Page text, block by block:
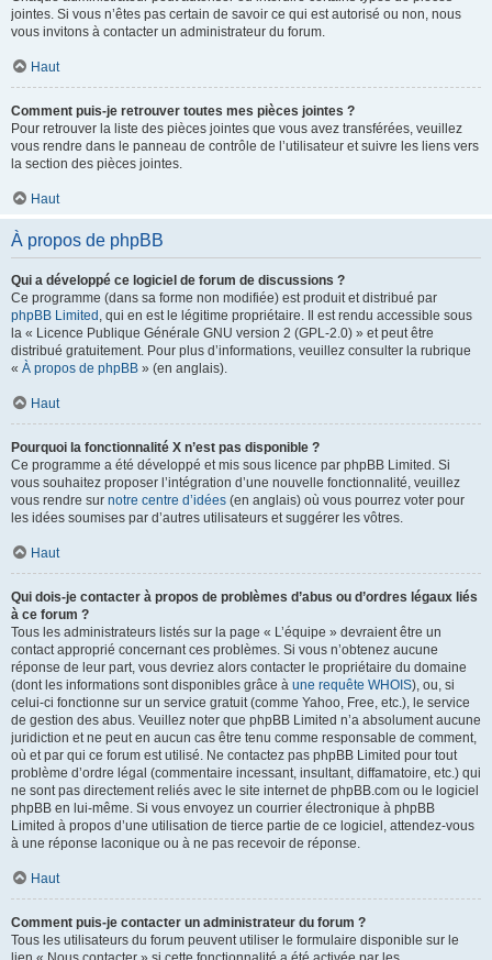
jointes. Si vous n’êtes pas certain de savoir ce qui est autorisé ou non, nous
vous invitons à contacter un administrateur du forum.
Haut
Comment puis-je retrouver toutes mes pièces jointes ?
Pour retrouver la liste des pièces jointes que vous avez transférées, veuillez
vous rendre dans le panneau de contrôle de l’utilisateur et suivre les liens vers
la section des pièces jointes.
Haut
À propos de phpBB
Qui a développé ce logiciel de forum de discussions ?
Ce programme (dans sa forme non modifiée) est produit et distribué par
phpBB Limited , qui en est le légitime propriétaire. Il est rendu accessible sous
la « Licence Publique Générale GNU version 2 (GPL-2.0) » et peut être
distribué gratuitement. Pour plus d’informations, veuillez consulter la rubrique
« À propos de phpBB » (en anglais).
Haut
Pourquoi la fonctionnalité X n’est pas disponible ?
Ce programme a été développé et mis sous licence par phpBB Limited. Si
vous souhaitez proposer l’intégration d’une nouvelle fonctionnalité, veuillez
vous rendre sur notre centre d’idées (en anglais) où vous pourrez voter pour
les idées soumises par d’autres utilisateurs et suggérer les vôtres.
Haut
Qui dois-je contacter à propos de problèmes d’abus ou d’ordres légaux liés
à ce forum ?
Tous les administrateurs listés sur la page « L’équipe » devraient être un
contact approprié concernant ces problèmes. Si vous n’obtenez aucune
réponse de leur part, vous devriez alors contacter le propriétaire du domaine
(dont les informations sont disponibles grâce à une requête WHOIS), ou, si
celui-ci fonctionne sur un service gratuit (comme Yahoo, Free, etc.), le service
de gestion des abus. Veuillez noter que phpBB Limited n’a absolument aucune
juridiction et ne peut en aucun cas être tenu comme responsable de comment,
où et par qui ce forum est utilisé. Ne contactez pas phpBB Limited pour tout
problème d’ordre légal (commentaire incessant, insultant, diffamatoire, etc.) qui
ne sont pas directement reliés avec le site internet de phpBB.com ou le logiciel
phpBB en lui-même. Si vous envoyez un courrier électronique à phpBB
Limited à propos d’une utilisation de tierce partie de ce logiciel, attendez-vous
à une réponse laconique ou à ne pas recevoir de réponse.
Haut
Comment puis-je contacter un administrateur du forum ?
Tous les utilisateurs du forum peuvent utiliser le formulaire disponible sur le